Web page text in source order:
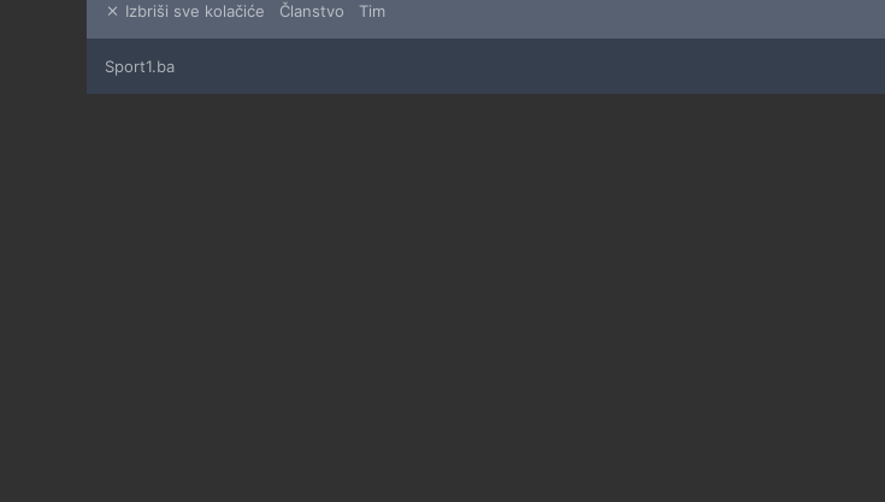
Izbriši sve kolačiće Članstvo Tim
Sport1.ba